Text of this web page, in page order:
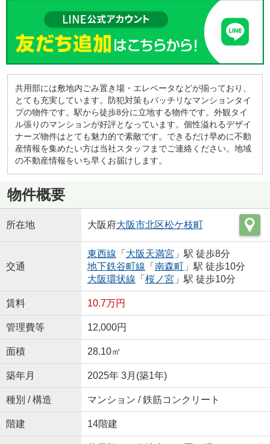
共用部には敷地内ごみ置き場・エレベータなどが揃っており、
とても充実しています。防犯対策もバッチリなマンションタイ
プの物件です。駅から徒歩8分に立地する物件です。外観タイ
ル張りのマンションが好評となっています。個性溢れるデザイ
ナーズ物件はとても魅力的で素敵です。できるだけ早めに不動
産情報を集めたい方は当社スタッフまでご連絡ください。地域
の不動産情報をいち早くお届けします。
物件概要
所在地 大阪府大阪市北区松ケ枝町
交通
東西線 「 大阪天満宮 」駅 徒歩8分
地下鉄谷町線 「 南森町」駅 徒歩10分
大阪環状線 「 桜ノ宮 」駅 徒歩10分
賃料 10.7万円
管理費等 12,000円
面積 28.10㎡
築年月 2025年 3月(築1年)
種別 / 構造 マンション / 鉄筋コンクリート
階建 14階建